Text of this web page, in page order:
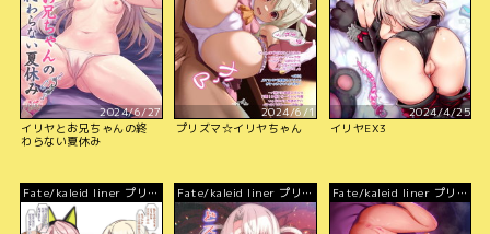
2024/6/27
イリヤとお兄ちゃんの終
わらない夏休み
2024/6/1
プリズマ☆イリヤちゃん
2024/4/25
イリヤEX3
Fate/kaleid liner プリズ
マ☆イリヤ
Fate/kaleid liner プリズ
マ☆イリヤ
Fate/kaleid liner プリズ
マ☆イリヤ